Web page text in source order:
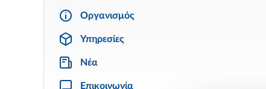
Οργανισμός
Υπηρεσίες
Νέα
Επικοινωνία